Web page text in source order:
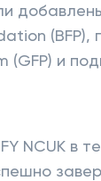
(GFP) и
NCUK в